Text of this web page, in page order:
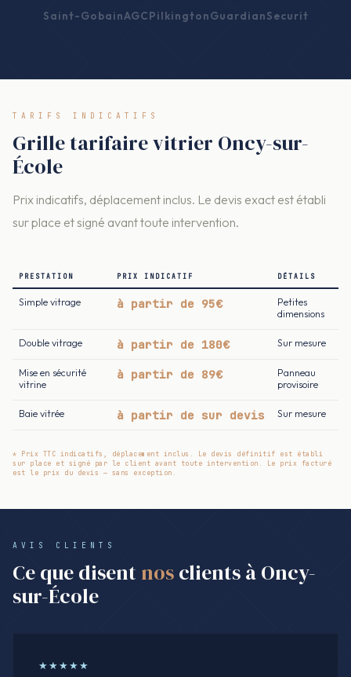
Saint-GobainAGCPilkingtonGuardianSecurit
TARIFS INDICATIFS
Grille tarifaire vitrier Oncy-sur-
École
Prix indicatifs, déplacement inclus. Le devis exact est établi
sur place et signé avant toute intervention.
PRESTATION PRIX INDICATIF DÉTAILS
Simple vitrage à partir de 95€
Petites
dimensions
Double vitrage à partir de 180€ Sur mesure
Mise en sécurité
vitrine
à partir de 89€
Panneau
provisoire
Baie vitrée à partir de sur devis Sur mesure
* Prix TTC indicatifs, déplacement inclus. Le devis définitif est établi
sur place et signé par le client avant toute intervention. Le prix facturé
est le prix du devis — sans exception.
AVIS CLIENTS
Ce que disent nosclients à Oncy-
sur-École
★★★★★